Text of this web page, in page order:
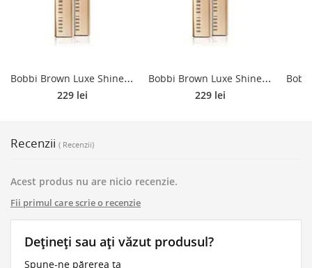
B
obbi Brown Luxe Shine Intense ruj lucios hidratant culoare PARISIAN PINK 2.3 g
229 lei
B
obbi Brown Luxe Shine Intense ruj lucios hidratant culoare BARE TRUTH 2.3 g
229 lei
Recenzii ( Recenzii)
Acest produs nu are nicio recenzie.
Fii primul care scrie o recenzie
Dețineți sau ați văzut produsul?
Spune-ne părerea ta